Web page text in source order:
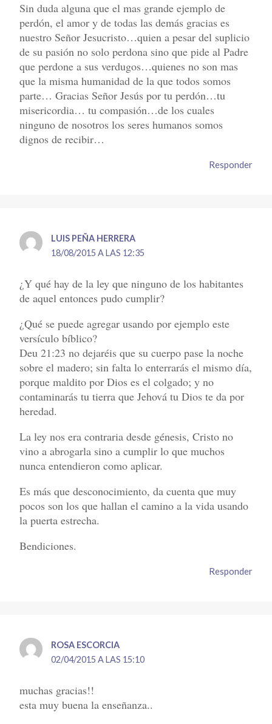
Sin duda alguna que el mas grande ejemplo de
perdón, el amor y de todas las demás gracias es
nuestro Señor Jesucristo…quien a pesar del suplicio
de su pasión no solo perdona sino que pide al Padre
que perdone a sus verdugos…quienes no son mas
que la misma humanidad de la que todos somos
parte… Gracias Señor Jesús por tu perdón…tu
misericordia… tu compasión…de los cuales
ninguno de nosotros los seres humanos somos
dignos de recibir…
Responder
LUIS PEÑA HERRERA
18/08/2015 A LAS 12:35
¿Y qué hay de la ley que ninguno de los habitantes
de aquel entonces pudo cumplir?
¿Qué se puede agregar usando por ejemplo este
versículo bíblico?
Deu 21:23 no dejaréis que su cuerpo pase la noche
sobre el madero; sin falta lo enterrarás el mismo día,
porque maldito por Dios es el colgado; y no
contaminarás tu tierra que Jehová tu Dios te da por
heredad.
La ley nos era contraria desde génesis, Cristo no
vino a abrogarla sino a cumplir lo que muchos
nunca entendieron como aplicar.
Es más que desconocimiento, da cuenta que muy
pocos son los que hallan el camino a la vida usando
la puerta estrecha.
Bendiciones.
Responder
ROSA ESCORCIA
02/04/2015 A LAS 15:10
muchas gracias!!
esta muy buena la enseñanza..